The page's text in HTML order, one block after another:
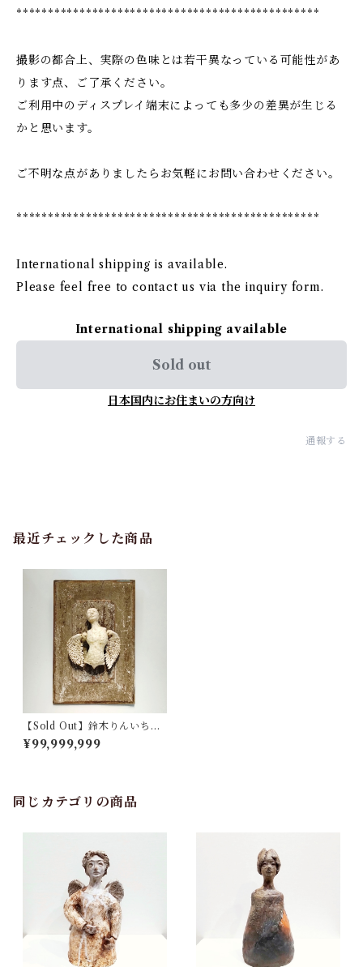
************************************************
撮影の都合上、実際の色味とは若干異なっている可能性があ
ります点、ご了承ください。
ご利用中のディスプレイ端末によっても多少の差異が生じる
かと思います。
ご不明な点がありましたらお気軽にお問い合わせください。
************************************************
International shipping is available.
Please feel free to contact us via the inquiry form.
International shipping available
Sold out
日本国内にお住まいの方向け
通報する
最近チェックした商品
【Sold Out】鈴木りんいち「f
ragments」
¥99,999,999
同じカテゴリの商品